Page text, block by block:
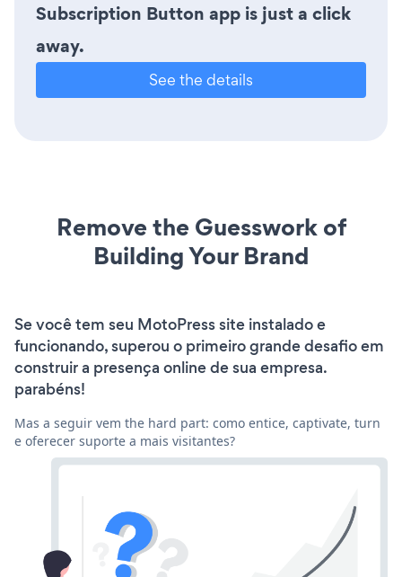
Subscription Button app is just a click
away.
See the details
Remove the Guesswork of
Building Your Brand
Se você tem seu MotoPress site instalado e
funcionando, superou o primeiro grande desafio em
construir a presença online de sua empresa.
parabéns!
Mas a seguir vem the hard part: como entice, captivate, turn
e oferecer suporte a mais visitantes?